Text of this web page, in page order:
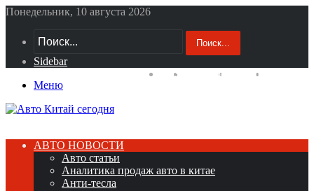
Понедельник, 10 августа 2026
Поиск...
Sidebar
vk.com
YouTube
RSS
Меню
АВТО НОВОСТИ
Авто статьи
Аналитика продаж авто в китае
Анти-тесла